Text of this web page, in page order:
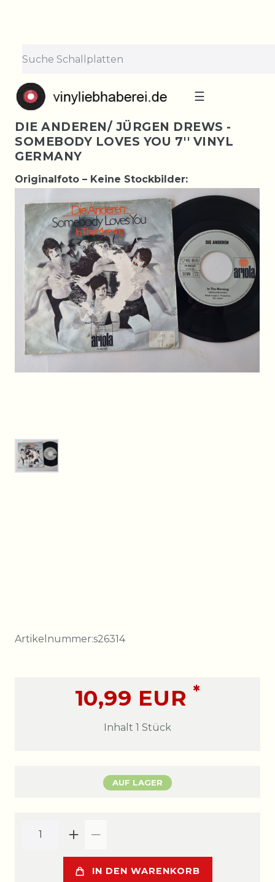
☰
DIE ANDEREN/ JÜRGEN DREWS -
SOMEBODY LOVES YOU 7'' VINYL
GERMANY
Originalfoto – Keine Stockbilder:
Artikelnummer:s26314
10,99 EUR *
Inhalt 1 Stück
AUF LAGER
IN DEN WARENKORB